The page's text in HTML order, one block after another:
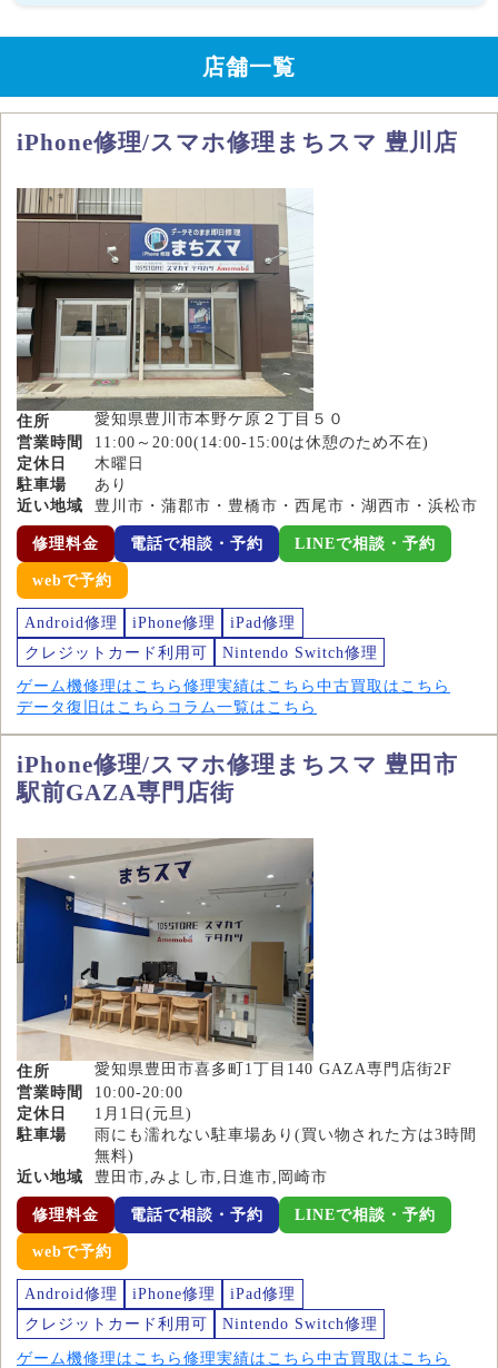
店舗一覧
iPhone修理/スマホ修理まちスマ 豊川店
住所
愛知県豊川市本野ケ原２丁目５０
営業時間
11:00～20:00(14:00-15:00は休憩のため不在)
定休日
木曜日
駐車場
あり
近い地域
豊川市・蒲郡市・豊橋市・西尾市・湖西市・浜松市
修理料金 電話で相談・予約 LINEで相談・予約
webで予約
Android修理 iPhone修理
iPad修理
クレジットカード利用可
Nintendo Switch修理
ゲーム機修理はこちら 修理実績はこちら 中古買取はこちら
データ復旧はこちら コラム一覧はこちら
iPhone修理/スマホ修理まちスマ 豊田市
駅前GAZA専門店街
住所
愛知県豊田市喜多町1丁目140 GAZA専門店街2F
営業時間
10:00-20:00
定休日
1月1日(元旦)
駐車場
雨にも濡れない駐車場あり(買い物された方は3時間
無料)
近い地域
豊田市,みよし市,日進市,岡崎市
修理料金 電話で相談・予約 LINEで相談・予約
webで予約
Android修理 iPhone修理
iPad修理
クレジットカード利用可
Nintendo Switch修理
ゲーム機修理はこちら 修理実績はこちら 中古買取はこちら